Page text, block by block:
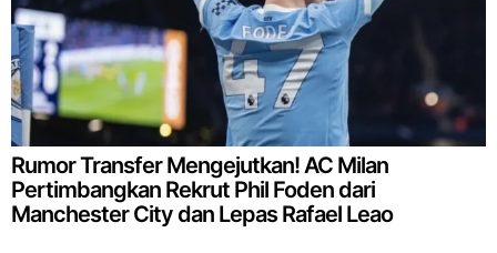
Rumor Transfer Mengejutkan! AC Milan
Pertimbangkan Rekrut Phil Foden dari
Manchester City dan Lepas Rafael Leao